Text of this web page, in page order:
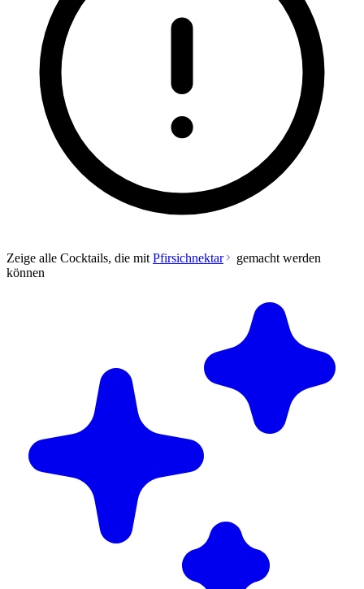
Zeige alle Cocktails, die mit Pfirsichnektar
gemacht werden
können